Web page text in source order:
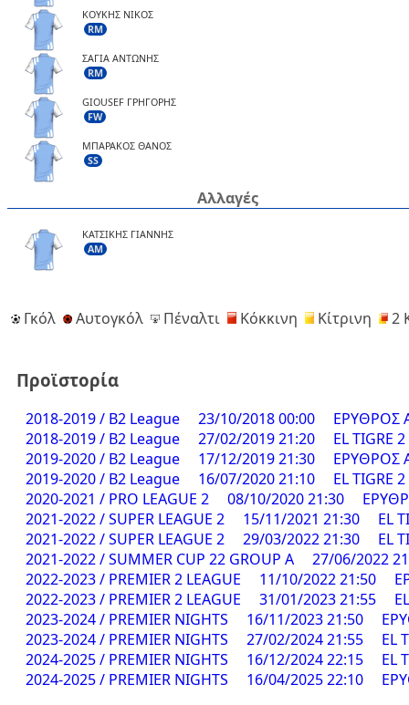
ΚΟΥΚΗΣ ΝΙΚΟΣ
RM
ΣΑΓΙΑ ΑΝΤΩΝΗΣ
RM
GIOUSEF ΓΡΗΓΟΡΗΣ
FW
ΜΠΑΡΑΚΟΣ ΘΑΝΟΣ
SS
Αλλαγές
ΚΑΤΣΙΚΗΣ ΓΙΑΝΝΗΣ
AM
Γκόλ Αυτογκόλ Πέναλτι Κόκκινη Κίτρινη 2
Προϊστορία
2018-2019 / B2 League 23/10/2018 00:00
ΕΡΥΘΡΟΣ
2018-2019 / B2 League
27/02/2019 21:20
EL TIGRE
2019-2020 / B2 League
17/12/2019 21:30
ΕΡΥΘΡΟΣ
2019-2020 / B2 League
16/07/2020 21:10
EL TIGRE
2020-2021 / PRO LEAGUE 2
08/10/2020 21:30
2021-2022 / SUPER LEAGUE 2
15/11/2021 21:30
EL
2021-2022 / SUPER LEAGUE 2
29/03/2022 21:30
EL
2021-2022 / SUMMER CUP 22 GROUP A
27/06/2022
2022-2023 / PREMIER 2 LEAGUE
11/10/2022 21:50
2022-2023 / PREMIER 2 LEAGUE
31/01/2023 21:55
2023-2024 / PREMIER NIGHTS
16/11/2023 21:50
2023-2024 / PREMIER NIGHTS
27/02/2024 21:55
EL
2024-2025 / PREMIER NIGHTS
16/12/2024 22:15
EL
2024-2025 / PREMIER NIGHTS
16/04/2025 22:10